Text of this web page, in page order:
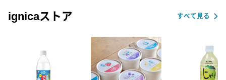
ignicaストア すべて見る